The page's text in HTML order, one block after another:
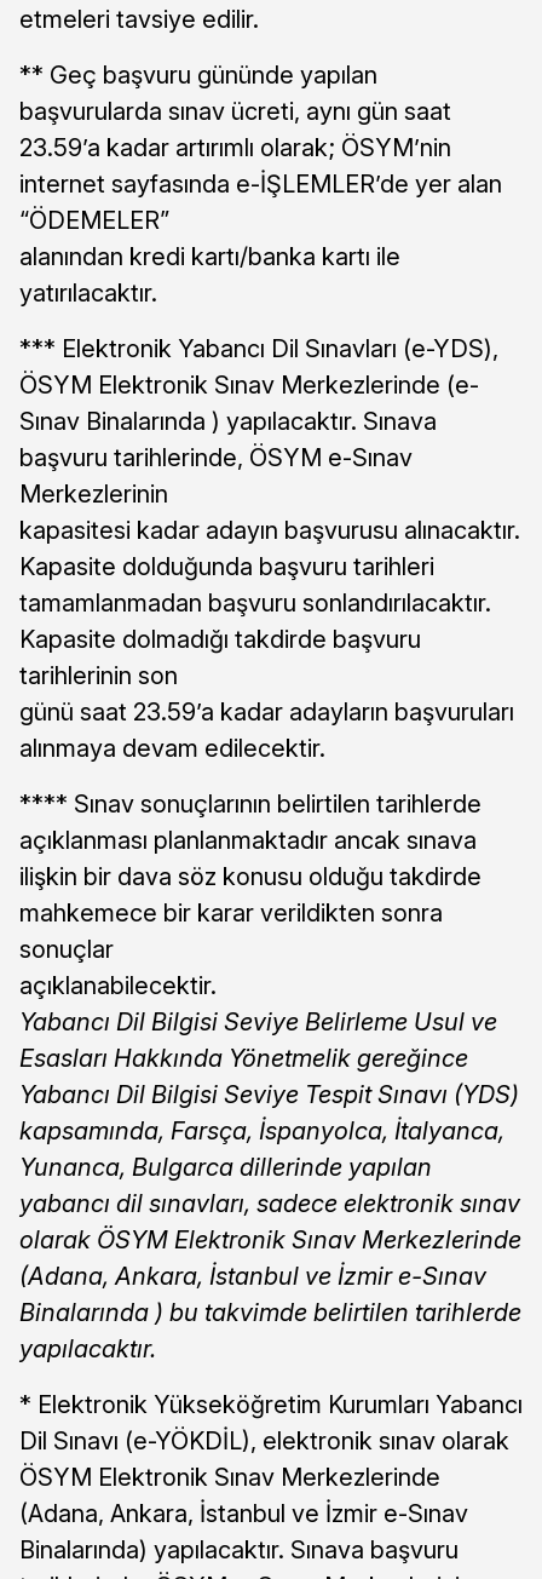
etmeleri tavsiye edilir.
** Geç başvuru gününde yapılan
başvurularda sınav ücreti, aynı gün saat
23.59’a kadar artırımlı olarak; ÖSYM’nin
internet sayfasında e-İŞLEMLER’de yer alan
“ÖDEMELER”
alanından kredi kartı/banka kartı ile
yatırılacaktır.
*** Elektronik Yabancı Dil Sınavları (e-YDS),
ÖSYM Elektronik Sınav Merkezlerinde (e-
Sınav Binalarında ) yapılacaktır. Sınava
başvuru tarihlerinde, ÖSYM e-Sınav
Merkezlerinin
kapasitesi kadar adayın başvurusu alınacaktır.
Kapasite dolduğunda başvuru tarihleri
tamamlanmadan başvuru sonlandırılacaktır.
Kapasite dolmadığı takdirde başvuru
tarihlerinin son
günü saat 23.59’a kadar adayların başvuruları
alınmaya devam edilecektir.
**** Sınav sonuçlarının belirtilen tarihlerde
açıklanması planlanmaktadır ancak sınava
ilişkin bir dava söz konusu olduğu takdirde
mahkemece bir karar verildikten sonra
sonuçlar
açıklanabilecektir.
Yabancı Dil Bilgisi Seviye Belirleme Usul ve
Esasları Hakkında Yönetmelik gereğince
Yabancı Dil Bilgisi Seviye Tespit Sınavı (YDS)
kapsamında, Farsça, İspanyolca, İtalyanca,
Yunanca, Bulgarca dillerinde yapılan
yabancı dil sınavları, sadece elektronik sınav
olarak ÖSYM Elektronik Sınav Merkezlerinde
(Adana, Ankara, İstanbul ve İzmir e-Sınav
Binalarında ) bu takvimde belirtilen tarihlerde
yapılacaktır.
* Elektronik Yükseköğretim Kurumları Yabancı
Dil Sınavı (e-YÖKDİL), elektronik sınav olarak
ÖSYM Elektronik Sınav Merkezlerinde
(Adana, Ankara, İstanbul ve İzmir e-Sınav
Binalarında) yapılacaktır. Sınava başvuru